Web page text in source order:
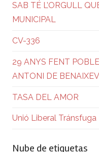
SAB TÉ L’ORGULL
MUNICIPAL
CV-336
29 ANYS FENT
ANTONI DE
TASA DEL AMOR
Unió Liberal Tránsfuga
Nube de etiquetas